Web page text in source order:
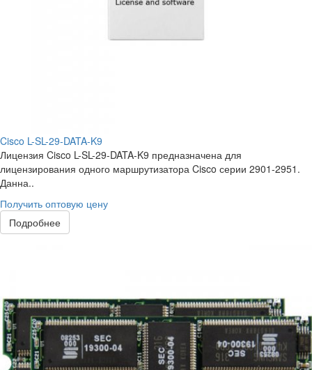
Cisco L-SL-29-DATA-K9
Лицензия Cisco L-SL-29-DATA-K9 предназначена для
лицензирования одного маршрутизатора Cisco серии 2901-2951.
Данна..
Получить оптовую цену
Подробнее